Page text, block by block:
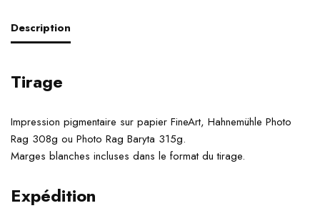
Description
Tirage
Impression pigmentaire sur papier FineArt, Hahnemühle Photo
Rag 308g ou Photo Rag Baryta 315g.
Marges blanches incluses dans le format du tirage.
Expédition